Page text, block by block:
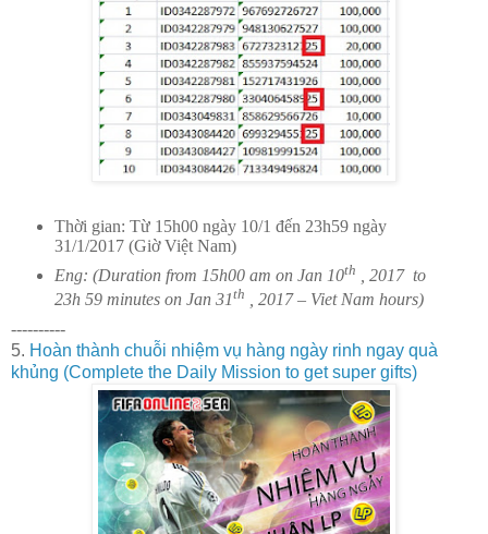
Thời gian: Từ 15h00 ngày 10/1 đến 23h59 ngày
31/1/2017 (Giờ Việt Nam)
Eng: (Duration from 15h00 am on Jan 10th , 2017 to
23h 59 minutes on Jan 31th
, 2017 – Viet Nam hours)
----------
5. Hoàn thành chuỗi nhiệm vụ hàng ngày rinh ngay quà
khủng (Complete the Daily Mission to get super gifts)